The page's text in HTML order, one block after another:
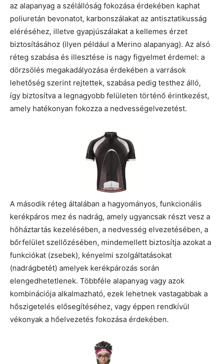
az alapanyag a szélállóság fokozása érdekében kaphat
poliuretán bevonatot, karbonszálakat az antisztatikusság
eléréséhez, illetve gyapjúszálakat a kellemes érzet
biztosításához (ilyen például a Merino alapanyag). Az alsó
réteg szabása és illesztése is nagy figyelmet érdemel: a
dörzsölés megakadályozása érdekében a varrások
lehetőség szerint rejtettek, szabása pedig testhez álló,
így biztosítva a legnagyobb felületen történő érintkezést,
amely hatékonyan fokozza a nedvességelvezetést.
A második réteg általában a hagyományos, funkcionális
kerékpáros mez és nadrág, amely ugyancsak részt vesz a
hőháztartás kezelésében, a nedvesség elvezetésében, a
bőrfelület szellőzésében, mindemellett biztosítja azokat a
funkciókat (zsebek), kényelmi szolgáltatásokat
(nadrágbetét) amelyek kerékpározás során
elengedhetetlenek. Többféle alapanyag vagy azok
kombinációja alkalmazható, ezek lehetnek vastagabbak a
hőszigetelés elősegítéséhez, vagy éppen rendkívül
vékonyak a hőelvezetés fokozása érdekében.